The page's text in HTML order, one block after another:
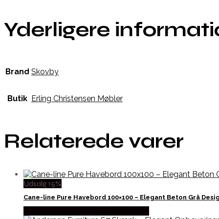
Yderligere
Brand Skovby
Butik Erling Christensen Møbler
Relaterede varer
Udsalg 15%
Cane-line Pure Havebord 100×100 – Elegant Beton Grå